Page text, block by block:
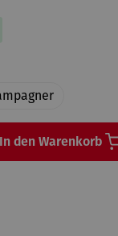
In den Warenkorb